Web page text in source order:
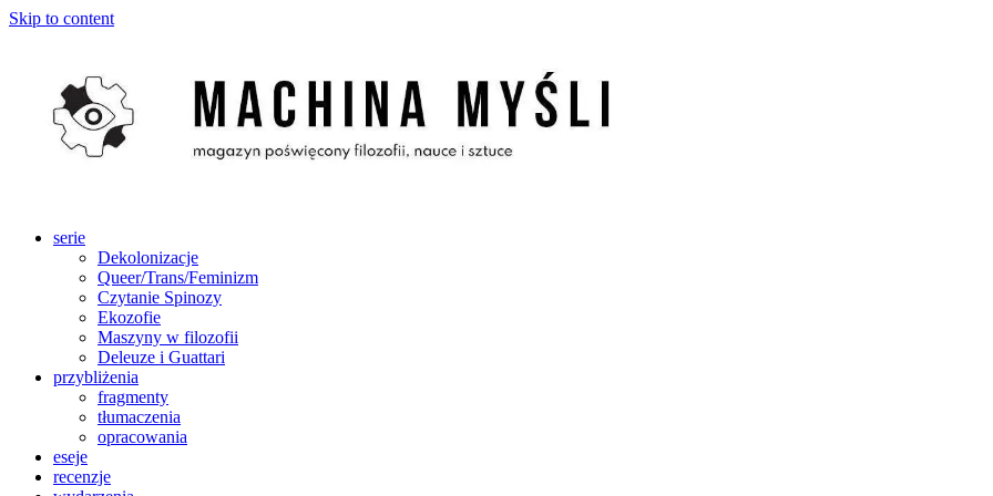
Skip to content
serie
Dekolonizacje
Queer/Trans/Feminizm
Czytanie Spinozy
Ekozofie
Maszyny w filozofii
Deleuze i Guattari
przybliżenia
fragmenty
tłumaczenia
opracowania
eseje
recenzje